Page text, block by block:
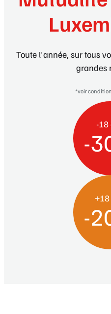
Toute l'année, sur tous
grandes
*voir
-18
-
-